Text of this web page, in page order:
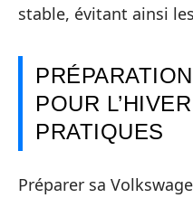
stable, évitant ainsi
POUR
PRATIQUES
Préparer sa